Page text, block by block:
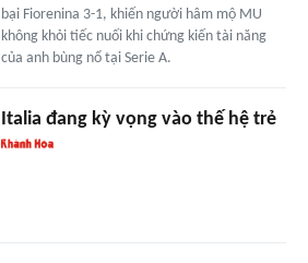
bại Fiorenina 3-1, khiến người hâm mộ MU
không khỏi tiếc nuối khi chứng kiến tài năng
của anh bùng nổ tại Serie A.
Italia đang kỳ vọng vào thế hệ trẻ